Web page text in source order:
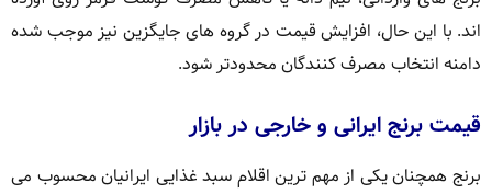
اند. با این حال، افزایش قیمت در گروه های جایگزین نیز موجب شده
دامنه انتخاب مصرف کنندگان محدودتر شود.
قیمت برنج ایرانی و خارجی در بازار
برنج همچنان یکی از مهم ترین اقلام سبد غذایی ایرانیان محسوب می